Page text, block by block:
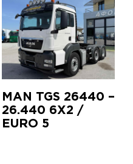
MAN TGS 26440 –
26.440 6X2 /
EURO 5